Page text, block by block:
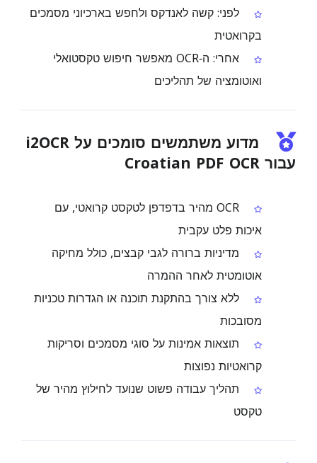
לפני: קשה לאנדקס ולחפש בארכיוני מסמכים
בקרואטית
אחרי: ה‑OCR מאפשר חיפוש טקסטואלי
ואוטומציה של תהליכים
מדוע משתמשים סומכים על i2OCR
עבור Croatian PDF OCR
OCR מהיר בדפדפן לטקסט קרואטי, עם
איכות פלט עקבית
מדיניות ברורה לגבי קבצים, כולל מחיקה
אוטומטית לאחר ההמרה
ללא צורך בהתקנת תוכנה או הגדרות טכניות
מסובכות
תוצאות אמינות על סוגי מסמכים וסריקות
קרואטיות נפוצות
תהליך עבודה פשוט שנועד לחילוץ מהיר של
טקסט